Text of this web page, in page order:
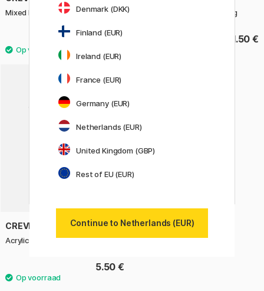
Mixed Media Pad A3
15.50 €
Acrylic Pad 24x30 cm 360g
11.50 €
CREVIDE
Acrylic Pad A5 360g
5.50 €
Denmark (DKK)
Finland (EUR)
Ireland (EUR)
France (EUR)
Germany (EUR)
Netherlands (EUR)
United Kingdom (GBP)
Rest of EU (EUR)
Continue to Netherlands (EUR)